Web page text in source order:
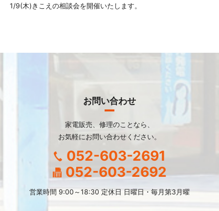
1/9(木)きこえの相談会を開催いたします。
お問い合わせ
家電販売、修理のことなら、
お気軽にお問い合わせください。
052-603-2691
052-603-2692
営業時間 9:00～18:30 定休日 日曜日・毎月第3月曜